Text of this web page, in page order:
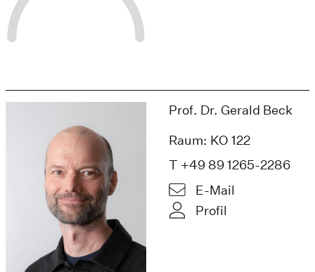
Prof. Dr. Gerald Beck
Raum: KO 122
T +49 89 1265-2286
E-Mail
Profil